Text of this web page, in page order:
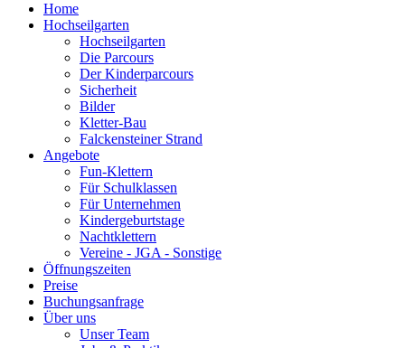
Home
Hochseilgarten
Hochseilgarten
Die Parcours
Der Kinderparcours
Sicherheit
Bilder
Kletter-Bau
Falckensteiner Strand
Angebote
Fun-Klettern
Für Schulklassen
Für Unternehmen
Kindergeburtstage
Nachtklettern
Vereine - JGA - Sonstige
Öffnungszeiten
Preise
Buchungsanfrage
Über uns
Unser Team